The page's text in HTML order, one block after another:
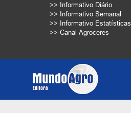
>> Informativo Diário
>> Informativo Semanal
>> Informativo Estatísticas
>> Canal Agroceres